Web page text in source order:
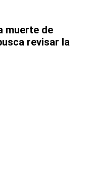
muerte de
revisar la